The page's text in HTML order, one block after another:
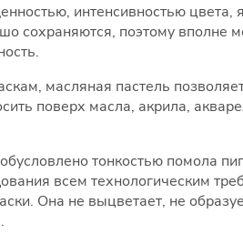
интенсивностью цвета,
сохраняются, поэтому
масляная пастель
поверх масла, акрила,
тонкостью помола
всем технологическим
Она не выцветает, не